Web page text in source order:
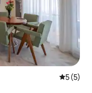
5 (5)